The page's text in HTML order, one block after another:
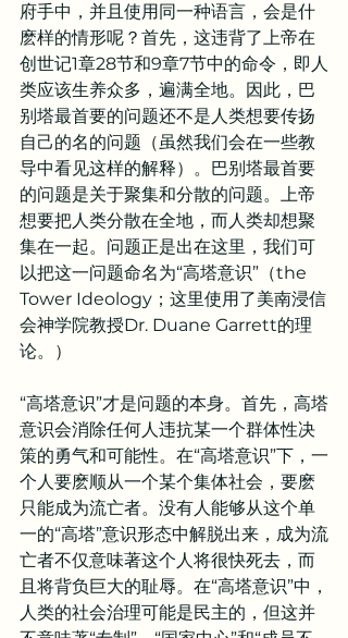
府手中，并且使用同一种语言，会是什
麽样的情形呢？首先，这违背了上帝在
创世记1章28节和9章7节中的命令，即人
类应该生养众多，遍满全地。因此，巴
别塔最首要的问题还不是人类想要传扬
自己的名的问题（虽然我们会在一些教
导中看见这样的解释）。巴别塔最首要
的问题是关于聚集和分散的问题。上帝
想要把人类分散在全地，而人类却想聚
集在一起。问题正是出在这里，我们可
以把这一问题命名为“高塔意识”（the
Tower Ideology；这里使用了美南浸信
会神学院教授Dr. Duane Garrett的理
论。）
“高塔意识”才是问题的本身。首先，高塔
意识会消除任何人违抗某一个群体性决
策的勇气和可能性。在“高塔意识”下，一
个人要麽顺从一个某个集体社会，要麽
只能成为流亡者。没有人能够从这个单
一的“高塔”意识形态中解脱出来，成为流
亡者不仅意味著这个人将很快死去，而
且将背负巨大的耻辱。在“高塔意识”中，
人类的社会治理可能是民主的，但这并